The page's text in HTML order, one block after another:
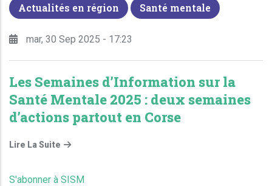
Actualités en région Santé mentale
mar, 30 Sep 2025 - 17:23
Les Semaines d’Information sur la
Santé Mentale 2025 : deux semaines
d’actions partout en Corse
Lire La Suite
S'abonner à SISM